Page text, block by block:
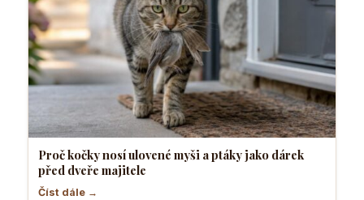
Proč kočky nosí ulovené myši a ptáky jako dárek
před dveře majitele
Číst dále →